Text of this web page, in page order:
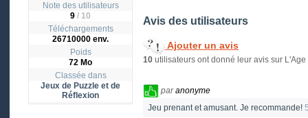
Note des utilisateurs
9 / 10
Téléchargements
26710000 env.
Poids
72 Mo
Classée dans
Jeux de Puzzle et de
Réflexion
Avis des utilisateurs
Ajouter un avis
10 utilisateurs ont donné leur avis sur
paranonyme
Jeu prenant et amusant. Je recommande!